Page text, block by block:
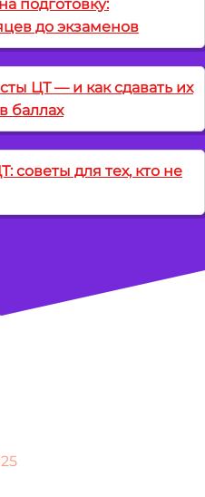
подготовку:
до экзаменов
ЦТ — и как сдавать их
баллах
советы для тех, кто не